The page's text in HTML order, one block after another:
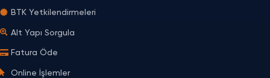
z
A
r
y
l
i
e
l
m
BTK Yetkilendirmeleri
Alt Yapı Sorgula
Fatura Öde
Online İşlemler